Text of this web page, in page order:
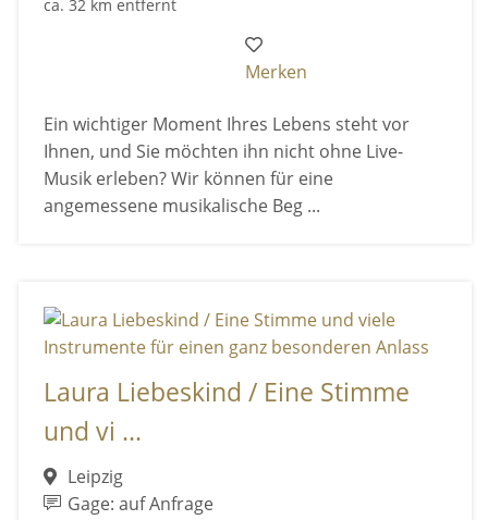
ca. 32 km entfernt
Merken
Ein wichtiger Moment Ihres Lebens steht vor
Ihnen, und Sie möchten ihn nicht ohne Live-
Musik erleben? Wir können für eine
angemessene musikalische Beg ...
Laura Liebeskind / Eine Stimme
und vi ...
Leipzig
Gage: auf Anfrage